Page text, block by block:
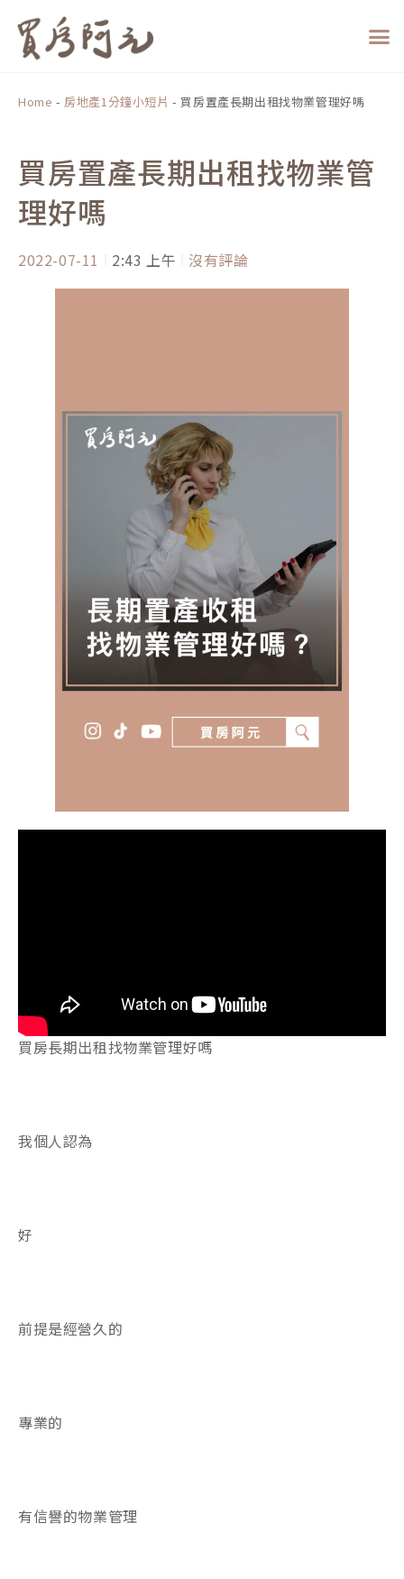
Home - 房地產1分鐘小短片 - 買房置產長期出租找物業管理好嗎
買房置產長期出租找物業管
理好嗎
2022-07-11 2:43 上午 沒有評論
買房長期出租找物業管理好嗎
我個人認為
好
前提是經營久的
專業的
有信譽的物業管理